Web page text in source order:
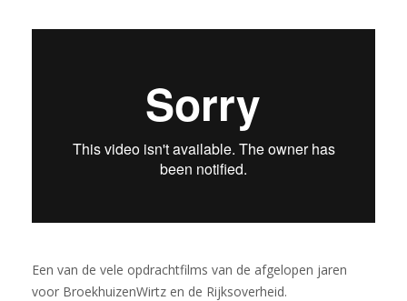
Een van de vele opdrachtfilms van de afgelopen jaren
voor BroekhuizenWirtz en de Rijksoverheid.